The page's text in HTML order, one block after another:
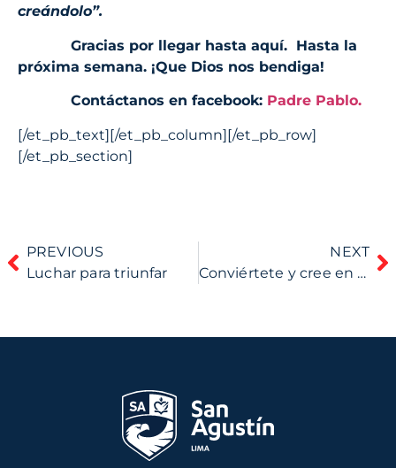
creándolo”.
Gracias por llegar hasta aquí. Hasta la
próxima semana. ¡Que Dios nos bendiga!
Contáctanos en facebook: Padre Pablo.
[/et_pb_text][/et_pb_column][/et_pb_row]
[/et_pb_section]
PREVIOUS
Luchar para triunfar
NEXT
Conviértete y cree en el Evangelio